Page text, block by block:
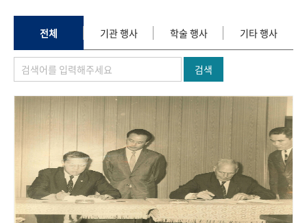
성과 50선 숫자로 보는 50년
세계와 함께 한 KIHASA
VR 역사관
전체 기관 행사 학술 행사 기타 행사
검색